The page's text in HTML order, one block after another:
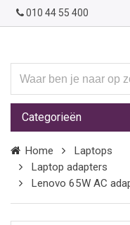
010 44 55 400
ben
je
naar
op
zoek?
Categorieën
Home
Laptops
Laptop adapters
Lenovo 65W AC